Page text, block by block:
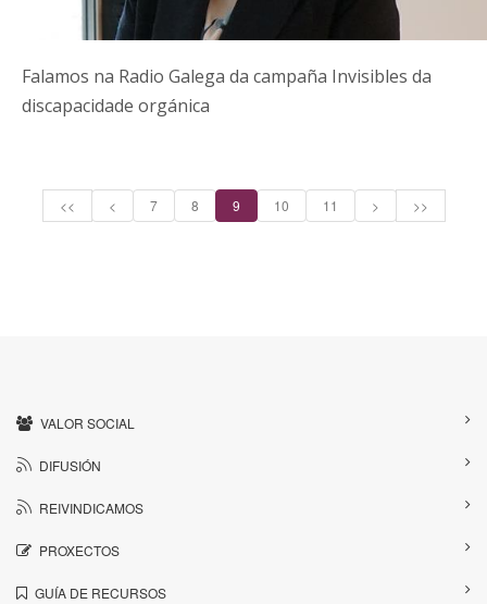
Falamos na Radio Galega da campaña Invisibles da
discapacidade orgánica
<< < 7 8 9 10 11 > >>
VALOR SOCIAL
DIFUSIÓN
REIVINDICAMOS
PROXECTOS
GUÍA DE RECURSOS